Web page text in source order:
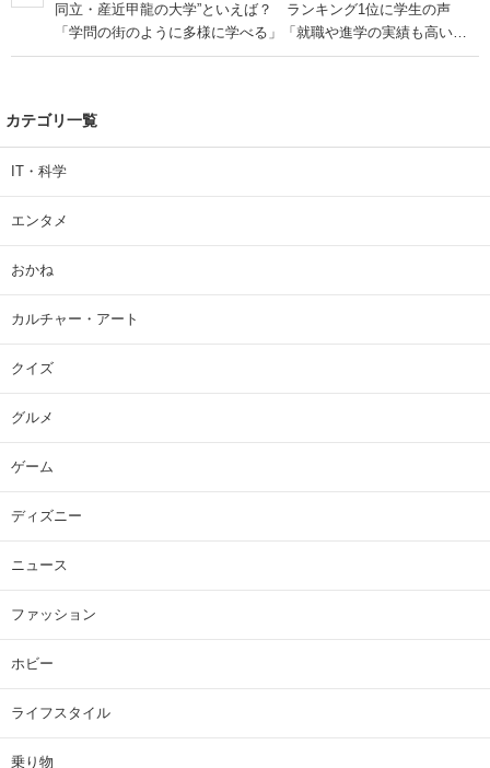
同立・産近甲龍の大学”といえば？ ランキング1位に学生の声
「学問の街のように多様に学べる」「就職や進学の実績も高い」
| 大学 ねとらぼリサーチ
カテゴリ一覧
IT・科学
エンタメ
おかね
カルチャー・アート
クイズ
グルメ
ゲーム
ディズニー
ニュース
ファッション
ホビー
ライフスタイル
乗り物